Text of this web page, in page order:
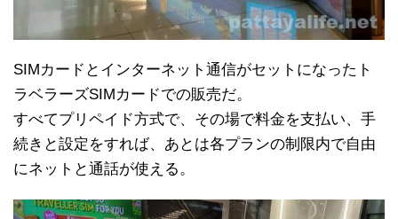
SIMカードとインターネット通信がセットになったト
ラベラーズSIMカードでの販売だ。
すべてプリペイド方式で、その場で料金を支払い、手
続きと設定をすれば、あとは各プランの制限内で自由
にネットと通話が使える。